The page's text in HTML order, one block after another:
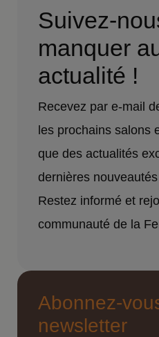
Suivez-
manquer
actualité !
Recevez par e-mail
les prochains salons
que des actualités
dernières
Restez informé et
communauté de la
Abonnez-
newsletter